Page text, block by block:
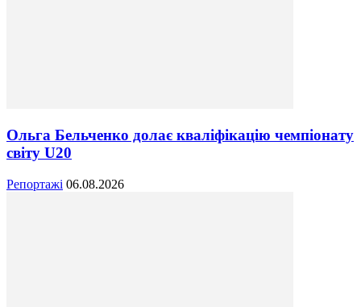
Ольга Бельченко долає кваліфікацію чемпіонату
світу U20
Репортажі 06.08.2026